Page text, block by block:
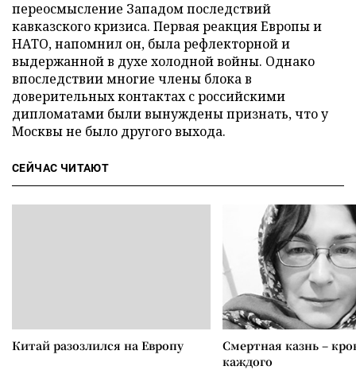
переосмысление Западом последствий
кавказского кризиса. Первая реакция Европы и
НАТО, напомнил он, была рефлекторной и
выдержанной в духе холодной войны. Однако
впоследствии многие члены блока в
доверительных контактах с российскими
дипломатами были вынуждены признать, что у
Москвы не было другого выхода.
СЕЙЧАС ЧИТАЮТ
Китай разозлился на Европу
Смертная казнь –
каждого